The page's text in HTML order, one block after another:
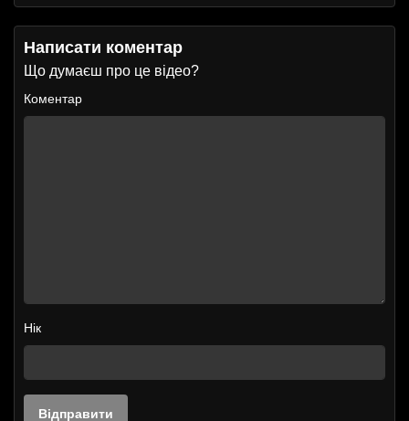
Написати коментар
Що думаєш про це відео?
Коментар
Нік